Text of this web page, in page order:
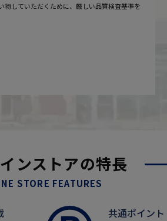
物していただくために、厳しい品質検査基準を
ンストアの特長
STORE FEATURES
共通ポイント